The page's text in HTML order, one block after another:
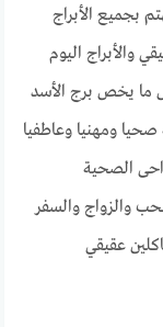
بجميع الأبراج
جاكلين عقيقي والأبراج اليوم
كل ما يخص برج الأسد
من الناحية صحيا ومهنيا وعاطفيا
الصحية
والزواج والسفر